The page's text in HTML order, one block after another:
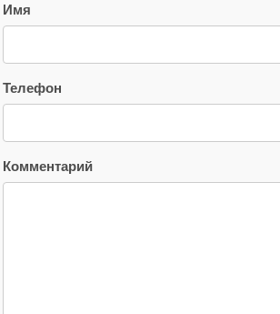
Имя
Телефон
Комментарий